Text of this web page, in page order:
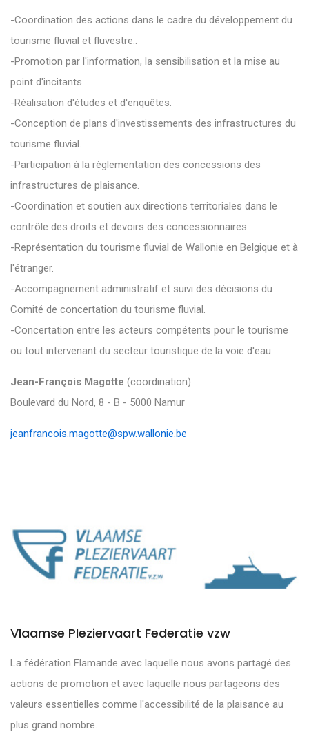
-Coordination des actions dans le cadre du développement du
tourisme fluvial et fluvestre..
-Promotion par l'information, la sensibilisation et la mise au
point d'incitants.
-Réalisation d'études et d'enquêtes.
-Conception de plans d'investissements des infrastructures du
tourisme fluvial.
-Participation à la règlementation des concessions des
infrastructures de plaisance.
-Coordination et soutien aux directions territoriales dans le
contrôle des droits et devoirs des concessionnaires.
-Représentation du tourisme fluvial de Wallonie en Belgique et à
l'étranger.
-Accompagnement administratif et suivi des décisions du
Comité de concertation du tourisme fluvial.
-Concertation entre les acteurs compétents pour le tourisme
ou tout intervenant du secteur touristique de la voie d'eau.
Jean-François Magotte (coordination)
Boulevard du Nord, 8 - B - 5000 Namur
jeanfrancois.magotte@spw.wallonie.be
Vlaamse Pleziervaart Federatie vzw
La fédération Flamande avec laquelle nous avons partagé des
actions de promotion et avec laquelle nous partageons des
valeurs essentielles comme l'accessibilité de la plaisance au
plus grand nombre.